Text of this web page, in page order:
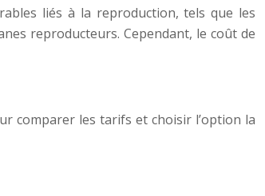
liés à la reproduction, tels que les
reproducteurs. Cependant, le coût de
comparer les tarifs et choisir l’option la